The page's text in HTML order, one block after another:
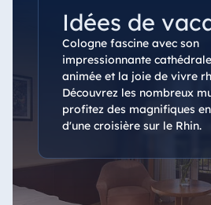
Idées de
Cologne fascine avec son
impressionnante
animée et la joie de vivre
Découvrez les nombreux
profitez des magnifiques
d'une croisière sur le Rhin.